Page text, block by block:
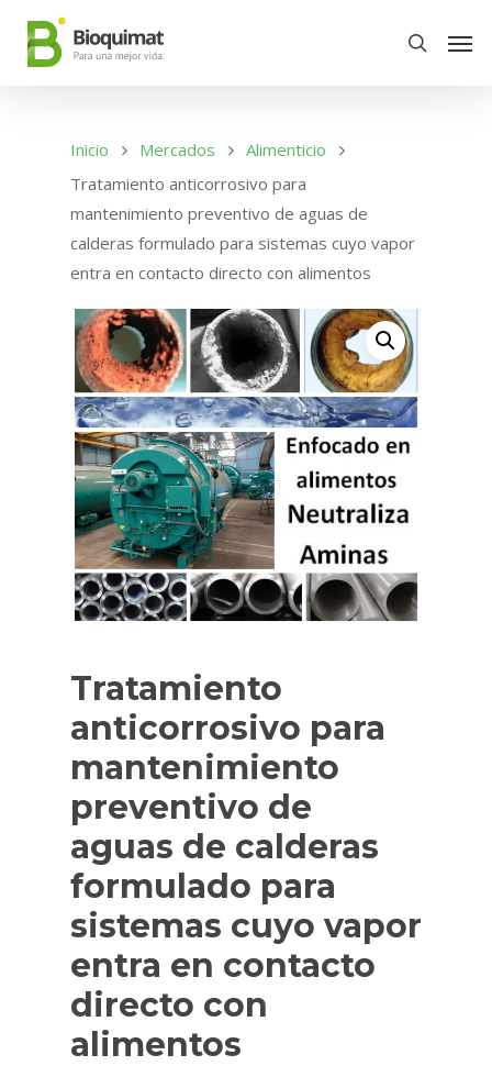
Inicio Mercados
Alimenticio
Tratamiento anticorrosivo para
mantenimiento preventivo de aguas de
calderas formulado para sistemas cuyo vapor
entra en contacto directo con alimentos
Tratamiento
anticorrosivo para
mantenimiento
preventivo de
aguas de calderas
formulado para
sistemas cuyo vapor
entra en contacto
directo con
alimentos